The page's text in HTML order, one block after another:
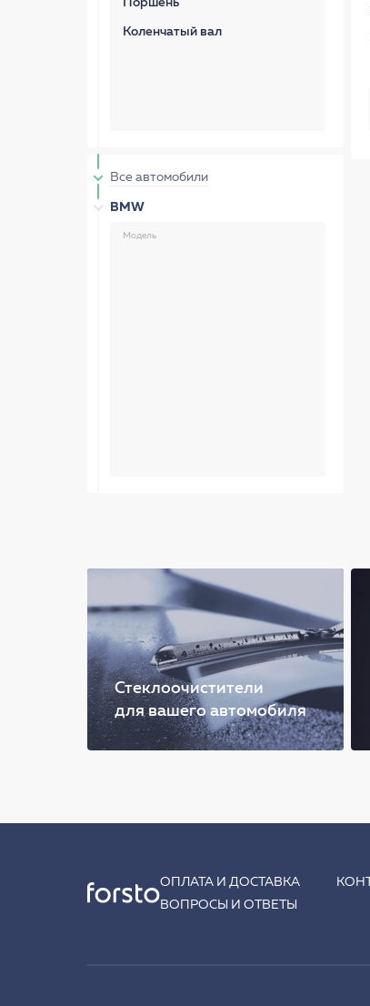
Поршень
Коленчатый вал
Все автомобили
BMW
Модель
Стеклоочистители
для вашего автомобиля
ОПЛАТА И ДОСТАВКА
ВОПРОСЫ И ОТВЕТЫ